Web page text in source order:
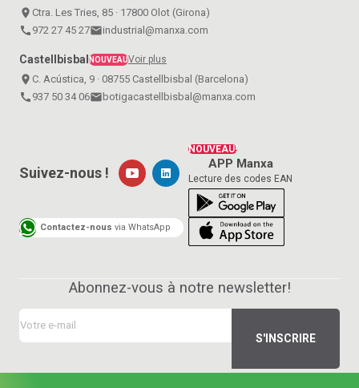
place Ctra. Les Tries, 85 · 17800 Olot (Girona)
call 972 27 45 27emailindustrial@manxa.com
Castellbisbal NOUVEAUVoir plus
place C. Acústica, 9 · 08755 Castellbisbal (Barcelona)
call 937 50 34 06email botigacastellbisbal@manxa.com
NOUVEAU!
APP Manxa
Lecture des codes EAN
Suivez-nous !
Contactez-nous via WhatsApp
Abonnez-vous à notre newsletter!